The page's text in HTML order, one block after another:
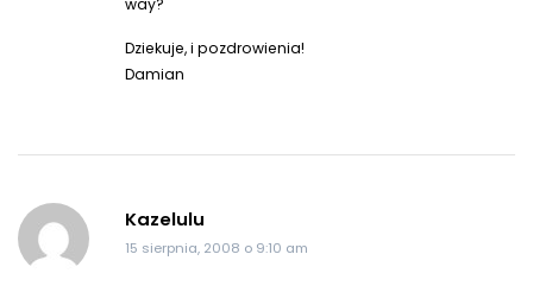
way?
Dziekuje, i pozdrowienia!
Damian
Kazelulu
15 sierpnia, 2008 o 9:10 am